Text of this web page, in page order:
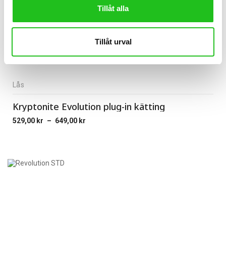
Tillåt alla
Tillåt urval
Lås
Kryptonite Evolution plug-in kätting
529,00 kr – 649,00 kr
649,00 kr